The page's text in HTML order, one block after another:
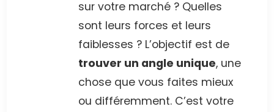
sur votre marché ? Quelles
sont leurs forces et leurs
faiblesses ? L’objectif est de
trouver un angle unique, une
chose que vous faites mieux
ou différemment. C’est votre